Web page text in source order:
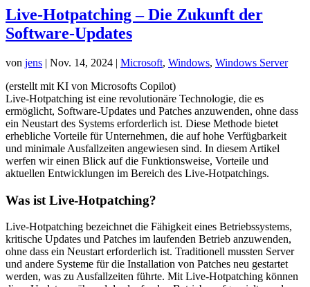
Live-Hotpatching – Die Zukunft der
Software-Updates
von jens | Nov. 14, 2024 | Microsoft, Windows, Windows Server
(erstellt mit KI von Microsofts Copilot)
Live-Hotpatching ist eine revolutionäre Technologie, die es
ermöglicht, Software-Updates und Patches anzuwenden, ohne dass
ein Neustart des Systems erforderlich ist. Diese Methode bietet
erhebliche Vorteile für Unternehmen, die auf hohe Verfügbarkeit
und minimale Ausfallzeiten angewiesen sind. In diesem Artikel
werfen wir einen Blick auf die Funktionsweise, Vorteile und
aktuellen Entwicklungen im Bereich des Live-Hotpatchings.
Was ist Live-Hotpatching?
Live-Hotpatching bezeichnet die Fähigkeit eines Betriebssystems,
kritische Updates und Patches im laufenden Betrieb anzuwenden,
ohne dass ein Neustart erforderlich ist. Traditionell mussten Server
und andere Systeme für die Installation von Patches neu gestartet
werden, was zu Ausfallzeiten führte. Mit Live-Hotpatching können